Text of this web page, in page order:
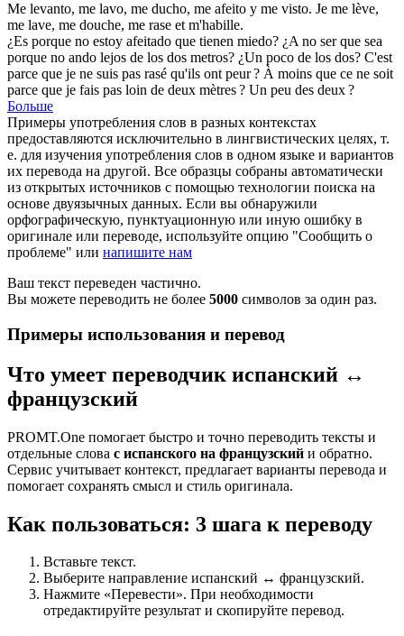
Me levanto, me lavo, me ducho, me afeito y me visto. Je me lève,
me lave, me douche, me rase et m'habille.
¿Es porque no estoy afeitado que tienen miedo? ¿A no ser que sea
porque no ando lejos de los dos metros? ¿Un poco de los dos? C'est
parce que je ne suis pas rasé qu'ils ont peur ? À moins que ce ne soit
parce que je fais pas loin de deux mètres ? Un peu des deux ?
Больше
Примеры употребления слов в разных контекстах
предоставляются исключительно в лингвистических целях, т.
е. для изучения употребления слов в одном языке и вариантов
их перевода на другой. Все образцы собраны автоматически
из открытых источников с помощью технологии поиска на
основе двуязычных данных. Если вы обнаружили
орфографическую, пунктуационную или иную ошибку в
оригинале или переводе, используйте опцию "Сообщить о
проблеме" или напишите нам
Ваш текст переведен частично.
Вы можете переводить не более 5000 символов за один раз.
Примеры использования и перевод
Что умеет переводчик испанский ↔
французский
PROMT.One помогает быстро и точно переводить тексты и
отдельные слова с испанского на французский и обратно.
Сервис учитывает контекст, предлагает варианты перевода и
помогает сохранять смысл и стиль оригинала.
Как пользоваться: 3 шага к переводу
Вставьте текст.
Выберите направление испанский ↔ французский.
Нажмите «Перевести». При необходимости
отредактируйте результат и скопируйте перевод.